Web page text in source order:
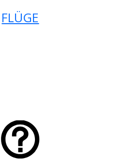
FLÜGE